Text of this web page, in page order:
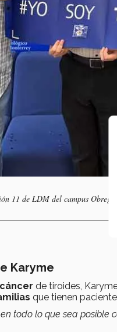
11 de LDM del campus
Karyme
de tiroides,
que tienen
todo lo que sea posible